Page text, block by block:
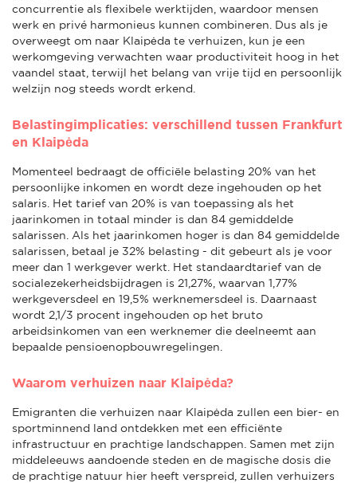
concurrentie als flexibele werktijden, waardoor mensen
werk en privé harmonieus kunnen combineren. Dus als je
overweegt om naar Klaipėda te verhuizen, kun je een
werkomgeving verwachten waar productiviteit hoog in het
vaandel staat, terwijl het belang van vrije tijd en persoonlijk
welzijn nog steeds wordt erkend.
Belastingimplicaties: verschillend tussen Frankfurt
en Klaipėda
Momenteel bedraagt de officiële belasting 20% van het
persoonlijke inkomen en wordt deze ingehouden op het
salaris. Het tarief van 20% is van toepassing als het
jaarinkomen in totaal minder is dan 84 gemiddelde
salarissen. Als het jaarinkomen hoger is dan 84 gemiddelde
salarissen, betaal je 32% belasting - dit gebeurt als je voor
meer dan 1 werkgever werkt. Het standaardtarief van de
socialezekerheidsbijdragen is 21,27%, waarvan 1,77%
werkgeversdeel en 19,5% werknemersdeel is. Daarnaast
wordt 2,1/3 procent ingehouden op het bruto
arbeidsinkomen van een werknemer die deelneemt aan
bepaalde pensioenopbouwregelingen.
Waarom verhuizen naar Klaipėda?
Emigranten die verhuizen naar Klaipėda zullen een bier- en
sportminnend land ontdekken met een efficiënte
infrastructuur en prachtige landschappen. Samen met zijn
middeleeuws aandoende steden en de magische dosis die
de prachtige natuur hier heeft verspreid, zullen verhuizers